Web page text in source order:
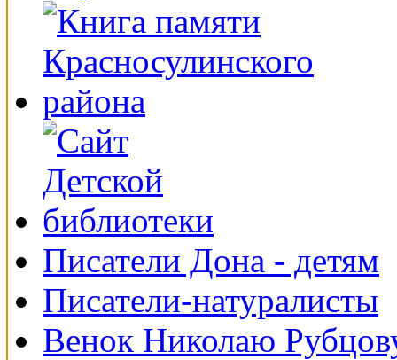
Писатели Дона - детям
Писатели-натуралисты
Венок Николаю